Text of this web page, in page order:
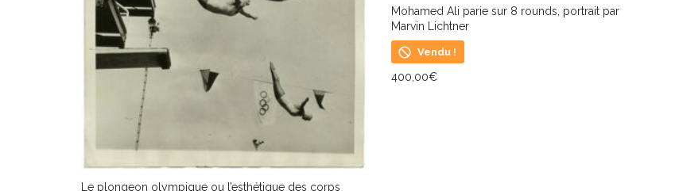
Le plongeon olympique ou l’esthétique des corps
Mohamed Ali parie sur 8 rounds, portrait par
Marvin Lichtner
Vendu !
400,00€